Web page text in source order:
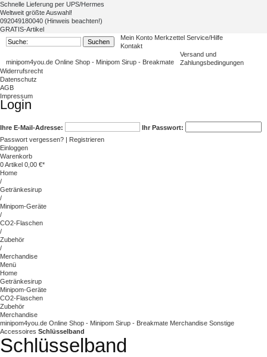
Schnelle Lieferung per UPS/Hermes
Weltweit größte Auswahl!
092049180040 (Hinweis beachten!)
GRATIS-Artikel
minipom4you.de Online Shop - Minipom Sirup - Breakmate
Mein Konto Merkzettel Service/Hilfe
Kontakt
Versand und
Zahlungsbedingungen
Widerrufsrecht
Datenschutz
AGB
Impressum
Login
Ihre E-Mail-Adresse:
Ihr Passwort:
Passwort vergessen? | Registrieren
Einloggen
Warenkorb
0Artikel 0,00 €*
Home
/
Getränkesirup
/
Minipom-Geräte
/
CO2-Flaschen
/
Zubehör
/
Merchandise
Menü
Home
Getränkesirup
Minipom-Geräte
CO2-Flaschen
Zubehör
Merchandise
minipom4you.de Online Shop - Minipom Sirup - Breakmate Merchandise Sonstige
Accessoires Schlüsselband
Schlüsselband